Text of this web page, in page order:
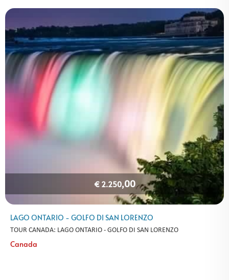
€ 2.250,00
LAGO ONTARIO - GOLFO DI SAN LORENZO
TOUR CANADA: LAGO ONTARIO - GOLFO DI SAN LORENZO
Canada